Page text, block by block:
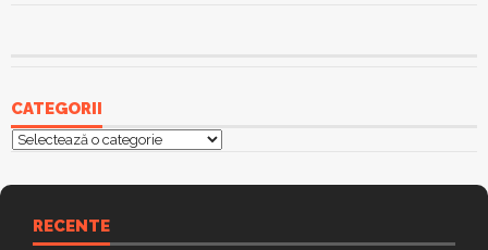
CATEGORII
Categorii
RECENTE